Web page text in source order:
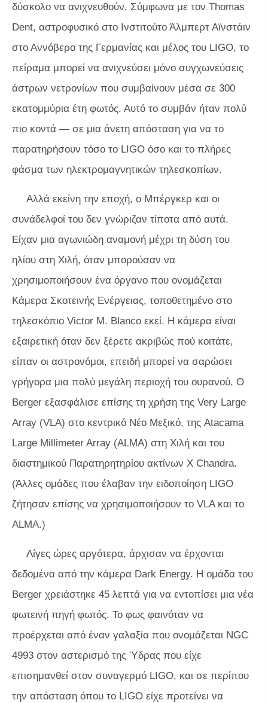
δύσκολο να ανιχνευθούν. Σύμφωνα με τον Thomas
Dent, αστροφυσικό στο Ινστιτούτο Άλμπερτ Αϊνστάιν
στο Αννόβερο της Γερμανίας και μέλος του LIGO, το
πείραμα μπορεί να ανιχνεύσει μόνο συγχωνεύσεις
άστρων νετρονίων που συμβαίνουν μέσα σε 300
εκατομμύρια έτη φωτός. Αυτό το συμβάν ήταν πολύ
πιο κοντά — σε μια άνετη απόσταση για να το
παρατηρήσουν τόσο το LIGO όσο και το πλήρες
φάσμα των ηλεκτρομαγνητικών τηλεσκοπίων.
Αλλά εκείνη την εποχή, ο Μπέργκερ και οι
συνάδελφοί του δεν γνώριζαν τίποτα από αυτά.
Είχαν μια αγωνιώδη αναμονή μέχρι τη δύση του
ηλίου στη Χιλή, όταν μπορούσαν να
χρησιμοποιήσουν ένα όργανο που ονομάζεται
Κάμερα Σκοτεινής Ενέργειας, τοποθετημένο στο
τηλεσκόπιο Victor M. Blanco εκεί. Η κάμερα είναι
εξαιρετική όταν δεν ξέρετε ακριβώς πού κοιτάτε,
είπαν οι αστρονόμοι, επειδή μπορεί να σαρώσει
γρήγορα μια πολύ μεγάλη περιοχή του ουρανού. Ο
Berger εξασφάλισε επίσης τη χρήση της Very Large
Array (VLA) στο κεντρικό Νέο Μεξικό, της Atacama
Large Millimeter Array (ALMA) στη Χιλή και του
διαστημικού Παρατηρητηρίου ακτίνων Χ Chandra.
(Άλλες ομάδες που έλαβαν την ειδοποίηση LIGO
ζήτησαν επίσης να χρησιμοποιήσουν το VLA και το
ALMA.)
Λίγες ώρες αργότερα, άρχισαν να έρχονται
δεδομένα από την κάμερα Dark Energy. Η ομάδα του
Berger χρειάστηκε 45 λεπτά για να εντοπίσει μια νέα
φωτεινή πηγή φωτός. Το φως φαινόταν να
προέρχεται από έναν γαλαξία που ονομάζεται NGC
4993 στον αστερισμό της Ύδρας που είχε
επισημανθεί στον συναγερμό LIGO, και σε περίπου
την απόσταση όπου το LIGO είχε προτείνει να